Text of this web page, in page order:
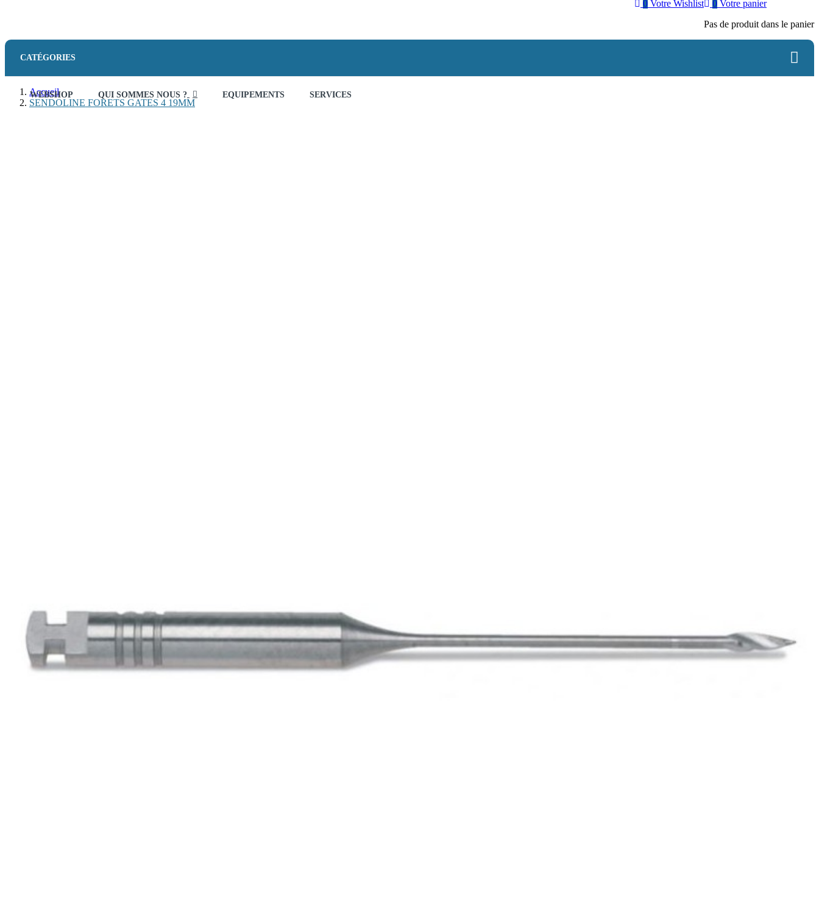
0 Votre panier
Pas de produit dans le panier
0 Votre Wishlist
CATÉGORIES
WEBSHOP QUI SOMMES NOUS ? EQUIPEMENTS SERVICES
Accueil
SENDOLINE FORETS GATES 4 19MM